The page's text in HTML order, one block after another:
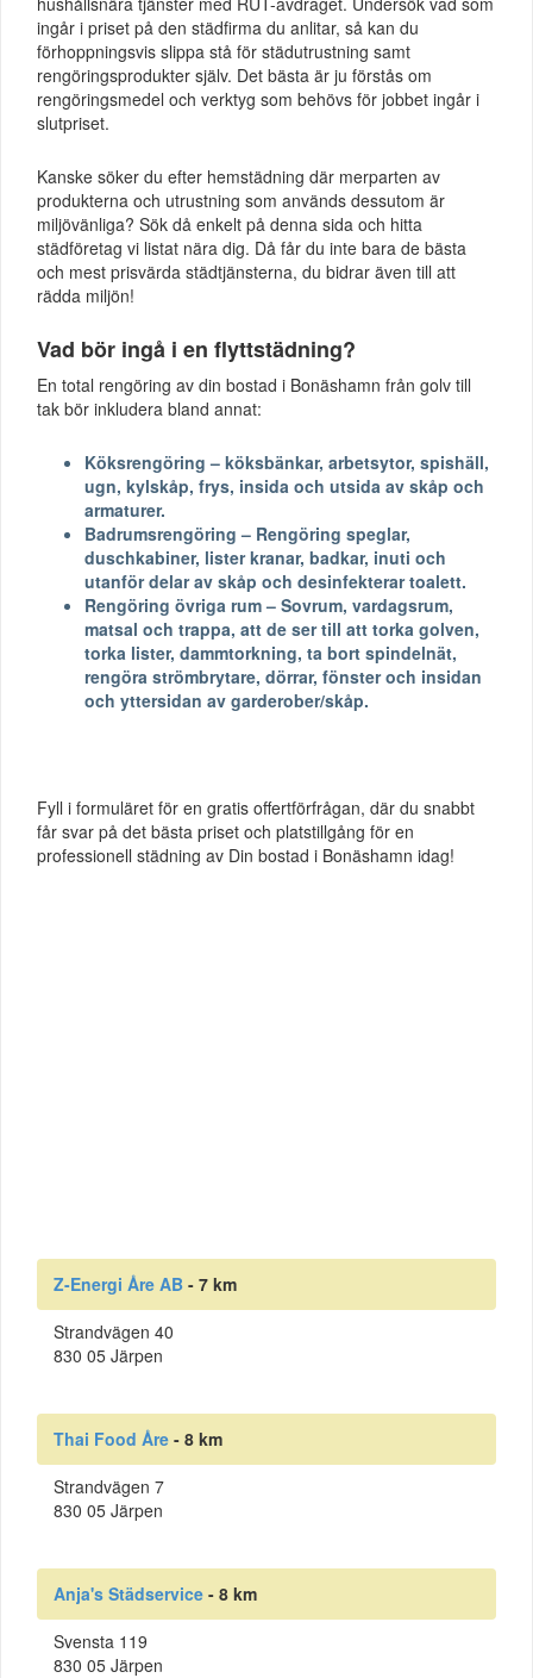
ingår i priset på den städfirma du anlitar, så kan du
förhoppningsvis slippa stå för städutrustning samt
rengöringsprodukter själv. Det bästa är ju förstås om
rengöringsmedel och verktyg som behövs för jobbet ingår i
slutpriset.
Kanske söker du efter hemstädning där merparten av
produkterna och utrustning som används dessutom är
miljövänliga? Sök då enkelt på denna sida och hitta
städföretag vi listat nära dig. Då får du inte bara de bästa
och mest prisvärda städtjänsterna, du bidrar även till att
rädda miljön!
Vad bör ingå i en flyttstädning?
En total rengöring av din bostad i Bonäshamn från golv till
tak bör inkludera bland annat:
Köksrengöring – köksbänkar, arbetsytor, spishäll,
ugn, kylskåp, frys, insida och utsida av skåp och
armaturer.
Badrumsrengöring – Rengöring speglar,
duschkabiner, lister kranar, badkar, inuti och
utanför delar av skåp och desinfekterar toalett.
Rengöring övriga rum – Sovrum, vardagsrum,
matsal och trappa, att de ser till att torka golven,
torka lister, dammtorkning, ta bort spindelnät,
rengöra strömbrytare, dörrar, fönster och insidan
och yttersidan av garderober/skåp.
Fyll i formuläret för en gratis offertförfrågan, där du snabbt
får svar på det bästa priset och platstillgång för en
professionell städning av Din bostad i Bonäshamn idag!
Z-Energi Åre AB - 7 km
Strandvägen 40
830 05 Järpen
Thai Food Åre - 8 km
Strandvägen 7
830 05 Järpen
Anja's Städservice - 8 km
Svensta 119
830 05 Järpen